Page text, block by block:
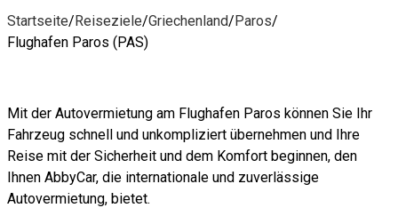
Startseite/Reiseziele/Griechenland/Paros/
Flughafen Paros (PAS)
Mit der Autovermietung am Flughafen Paros können Sie Ihr
Fahrzeug schnell und unkompliziert übernehmen und Ihre
Reise mit der Sicherheit und dem Komfort beginnen, den
Ihnen AbbyCar, die internationale und zuverlässige
Autovermietung, bietet.